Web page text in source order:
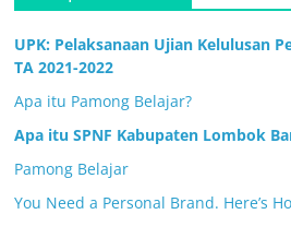
UPK: Pelaksanaan Ujian Kelulusan
TA 2021-2022
Apa itu Pamong Belajar?
Apa itu SPNF Kabupaten Lombok
Pamong Belajar
You Need a Personal Brand. Here’s